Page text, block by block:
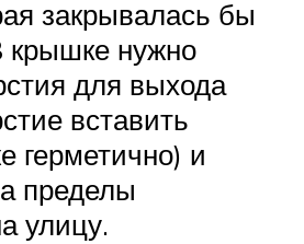
закрывалась бы
крышке нужно
для выхода
вставить
герметично) и
пределы
улицу.